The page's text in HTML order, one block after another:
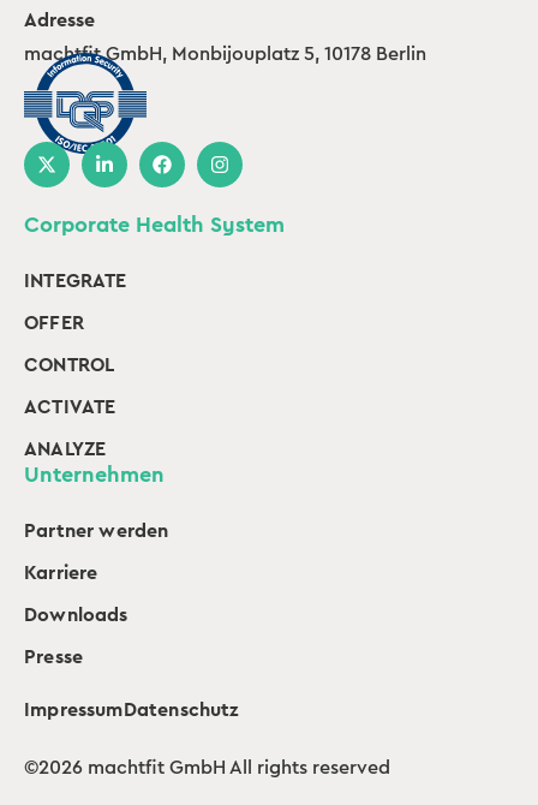
Adresse
machtfit GmbH, Monbijouplatz 5, 10178 Berlin
Corporate Health System
INTEGRATE
OFFER
CONTROL
ACTIVATE
ANALYZE
Unternehmen
Partner werden
Karriere
Downloads
Presse
©2026 machtfit GmbH All rights reserved
Impressum Datenschutz